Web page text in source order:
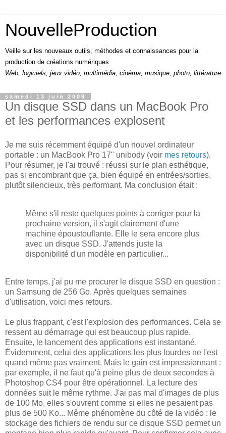
NouvelleProduction
Veille sur les nouveaux outils, méthodes et connaissances pour la
production de créations numériques
Web, logiciels, jeux vidéo, multimédia, cinéma, musique, photo, littérature
samedi 13 juin 2009
Un disque SSD dans un MacBook Pro
et les performances explosent
Je me suis récemment équipé d'un nouvel ordinateur
portable : un MacBook Pro 17" unibody (voir mes retours).
Pour résumer, je l'ai trouvé : réussi sur le plan esthétique,
pas si encombrant que ça, bien équipé en entrées/sorties,
plutôt silencieux, très performant. Ma conclusion était :
Même s'il reste quelques points à corriger pour la
prochaine version, il s'agit clairement d'une
machine époustouflante. Elle le sera encore plus
avec un disque SSD. J'attends juste la
disponibilité d'un modèle en particulier...
Entre temps, j'ai pu me procurer le disque SSD en question :
un Samsung de 256 Go. Après quelques semaines
d'utilisation, voici mes retours.
Le plus frappant, c'est l'explosion des performances. Cela se
ressent au démarrage qui est beaucoup plus rapide.
Ensuite, le lancement des applications est instantané.
Évidemment, celui des applications les plus lourdes ne l'est
quand même pas vraiment. Mais le gain est impressionnant :
par exemple, il ne faut qu'à peine plus de deux secondes à
Photoshop CS4 pour être opérationnel. La lecture des
données suit le même rythme. J'ai pas mal d'images de plus
de 100 Mo, elles s'ouvrent comme si elles ne pesaient pas
plus de 500 Ko... Même phénomène du côté de la vidéo : le
stockage des fichiers de rendu sur ce disque SSD permet un